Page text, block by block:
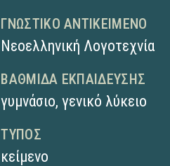
ΓΝΩΣΤΙΚΌ ΑΝΤΙΚΕΊΜΕΝΟ
Νεοελληνική Λογοτεχνία
ΒΑΘΜΊΔΑ ΕΚΠΑΊΔΕΥΣΗΣ
γυμνάσιο,γενικό λύκειο
ΤΎΠΟΣ
κείμενο